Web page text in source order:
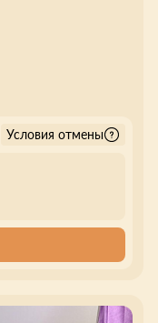
Условия отмены